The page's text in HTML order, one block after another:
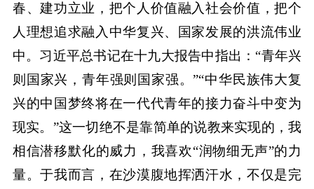
春、建功立业，把个人价值融入社会价值，把个
人理想追求融入中华复兴、国家发展的洪流伟业
中。习近平总书记在十九大报告中指出：“青年兴
则国家兴，青年强则国家强。”“中华民族伟大复
兴的中国梦终将在一代代青年的接力奋斗中变为
现实。”这一切绝不是靠简单的说教来实现的，我
相信潜移默化的威力，我喜欢“润物细无声”的力
量。于我而言，在沙漠腹地挥洒汗水，不仅是完